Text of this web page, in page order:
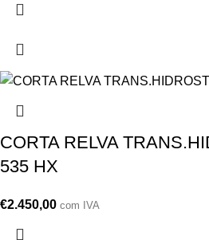
CORTA RELVA
535 HX
€2.450,00 com IVA